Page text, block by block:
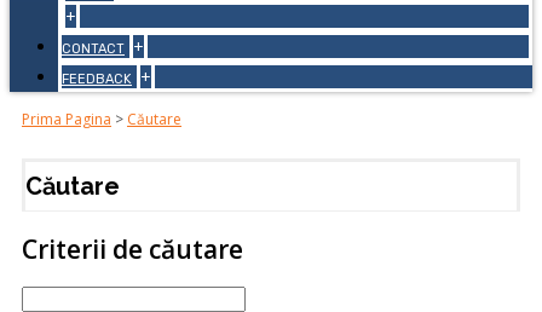
+
CONTACT +
FEEDBACK +
Prima Pagina > Căutare
Căutare
Criterii de căutare